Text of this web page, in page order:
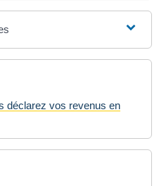
déclarez vos revenus en